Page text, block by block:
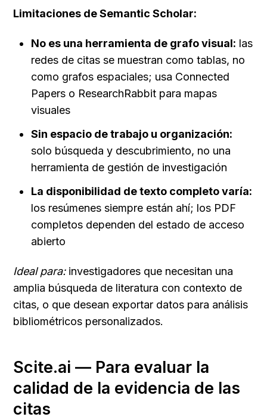
Limitaciones de Semantic Scholar:
No es una herramienta de grafo visual: las
redes de citas se muestran como tablas, no
como grafos espaciales; usa Connected
Papers o ResearchRabbit para mapas
visuales
Sin espacio de trabajo u organización:
solo búsqueda y descubrimiento, no una
herramienta de gestión de investigación
La disponibilidad de texto completo varía:
los resúmenes siempre están ahí; los PDF
completos dependen del estado de acceso
abierto
Ideal para: investigadores que necesitan una
amplia búsqueda de literatura con contexto de
citas, o que desean exportar datos para análisis
bibliométricos personalizados.
Scite.ai — Para evaluar la
calidad de la evidencia de las
citas